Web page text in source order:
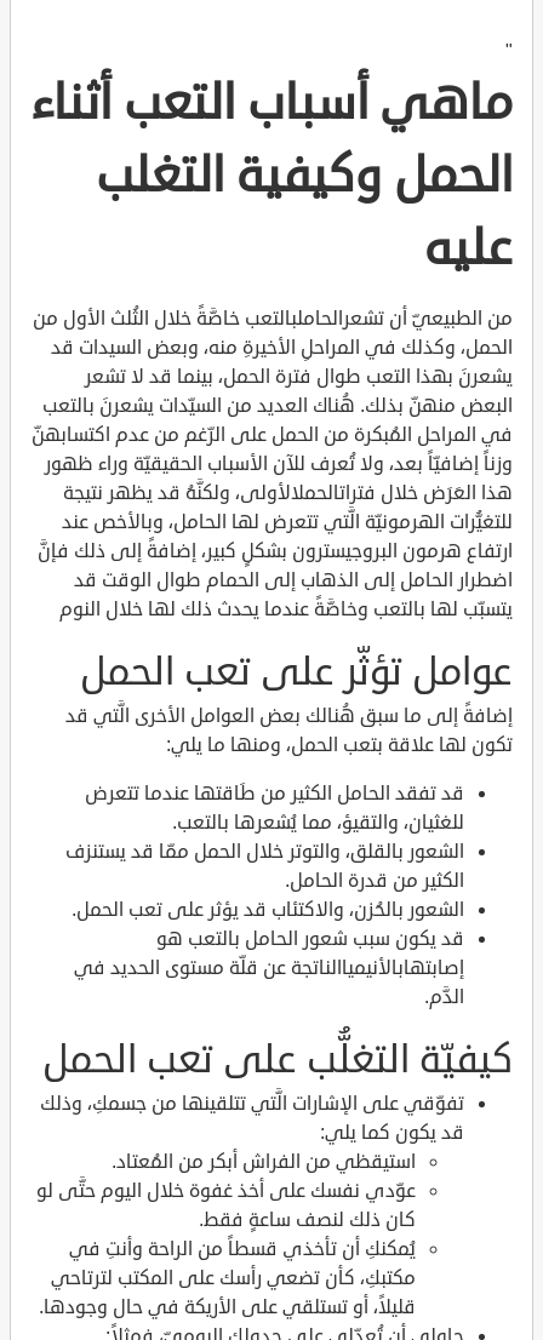
"
ماهي أسباب التعب أثناء
الحمل وكيفية التغلب
عليه
من الطبيعيّ أن تشعرالحاملبالتعب خاصَّةً خلال الثُلث الأول من
الحمل، وكذلك في المراحلِ الأخيرةِ منه، وبعض السيدات قد
يشعرنَ بهذا التعب طوال فترة الحمل، بينما قد لا تشعر
البعض منهنّ بذلك. هُناك العديد من السيّدات يشعرنَ بالتعب
في المراحل المُبكرة من الحمل على الرّغم من عدم اكتسابهنّ
وزناً إضافيّاً بعد، ولا تُعرف للآن الأسباب الحقيقيّة وراء ظهور
هذا العَرَض خلال فتراتالحملالأولى، ولكنَّهُ قد يظهر نتيجة
للتغيُّرات الهرمونيّة الَّتي تتعرض لها الحامل، وبالأخص عند
ارتفاع هرمون البروجيسترون بشكلٍ كبير، إضافةً إلى ذلك فإنَّ
اضطرار الحامل إلى الذهاب إلى الحمام طوال الوقت قد
يتسبّب لها بالتعب وخاصَّةً عندما يحدث ذلك لها خلال النوم
عوامل تؤثّر على تعب الحمل
إضافةً إلى ما سبق هُنالك بعض العوامل الأخرى الَّتي قد
تكون لها علاقة بتعب الحمل، ومنها ما يلي:
قد تفقد الحامل الكثير من طَاقتها عندما تتعرض
للغثيان، والتقيؤ، مما يُشعرها بالتعب.
الشعور بالقلق، والتوتر خلال الحمل ممّا قد يستنزف
الكثير من قدرة الحامل.
الشعور بالحُزن، والاكتئاب قد يؤثر على تعب الحمل.
قد يكون سبب شعور الحامل بالتعب هو
إصابتهابالأنيمياالناتجة عن قلّة مستوى الحديد في
الدَّم.
كيفيّة التغلُّب على تعب الحمل
تفوّقي على الإشارات الَّتي تتلقينها من جسمكِ، وذلك
قد يكون كما يلي:
استيقظي من الفراش أبكر من المُعتاد.
عوّدي نفسك على أخذ غفوة خلال اليوم حتَّى لو
كان ذلك لنصف ساعةٍ فقط.
يُمكنكِ أن تأخذي قسطاً من الراحة وأنتِ في
مكتبكِ، كأن تضعي رأسك على المكتب لترتاحي
قليلاً، أو تستلقي على الأريكة في حال وجودها.